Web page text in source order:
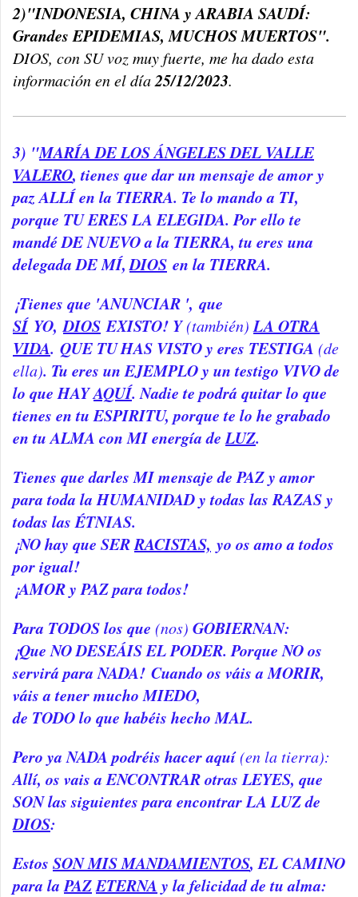
2)"INDONESIA, CHINA y ARABIA SAUDÍ:
Grandes EPIDEMIAS, MUCHOS MUERTOS".
DIOS, con SU voz muy fuerte, me ha dado esta
información en el día25/12/2023.
3) "MARÍA DE LOS ÁNGELES DEL VALLE
VALERO, tienes que dar un mensaje de amor y
paz ALLÍ en la TIERRA. Te lo mando a TI,
porque TU ERES LA ELEGIDA. Por ello te
mandé DE NUEVO a la TIERRA, tu eres una
delegada DE MÍ, DIOS en la TIERRA.
¡Tienes que 'ANUNCIAR ', que
SÍYO,DIOS EXISTO! Y(también) LA OTRA
VIDA. QUE TUHAS VISTO y eres TESTIGA (de
ella). Tu eres un EJEMPLO y un testigo VIVO de
lo que HAYAQUÍ. Nadie te podrá quitar lo que
tienes en tu ESPIRITU, porque te lo he grabado
en tu ALMA con MI energía deLUZ.
Tienes que darles MI mensaje de PAZ y amor
para toda la HUMANIDAD y todas las RAZAS y
todas las ÉTNIAS.
¡NO hay que SERRACISTAS, yo os amo a todos
por igual!
¡AMOR y PAZ para todos!
Para TODOS los que (nos) GOBIERNAN:
¡Que NO DESEÁIS EL PODER. Porque NO os
servirá para NADA! Cuando os váis a MORIR,
váis a tener mucho MIEDO,
de TODO lo que habéis hecho MAL.
Pero ya NADA podréis hacer aquí(en la tierra):
Allí, os vais a ENCONTRAR otras LEYES, que
SON las siguientes para encontrar LA LUZ de
DIOS:
Estos SON MIS MANDAMIENTOS, EL CAMINO
para laPAZETERNA y la felicidad de tu alma: